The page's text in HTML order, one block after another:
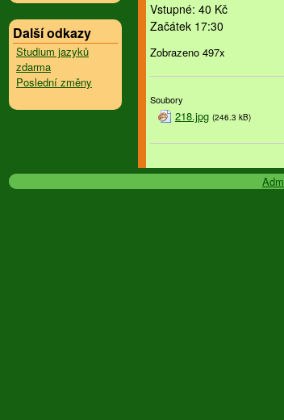
Další odkazy
Studium jazyků
zdarma
Poslední změny
Vstupné: 40 Kč
Začátek 17:30
Zobrazeno 497x
Soubory
218.jpg (246.3 kB)